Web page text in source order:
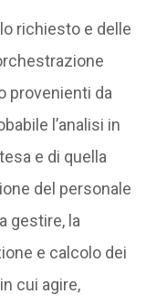
richiesto e delle
provenienti da
l’analisi in
e di quella
del personale
gestire, la
e calcolo dei
cui agire,